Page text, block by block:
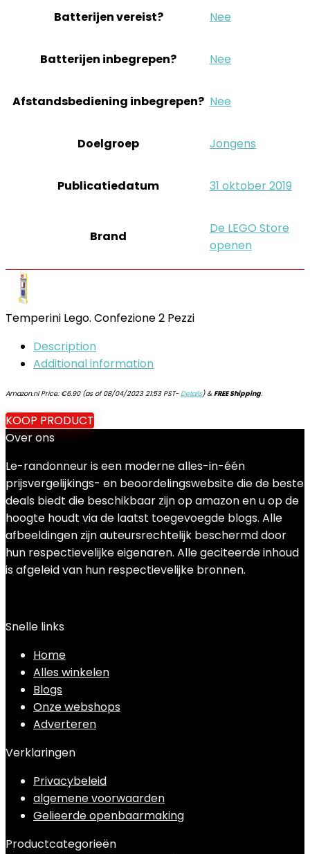
Batterijen vereist? ‎Nee
Batterijen inbegrepen? ‎Nee
Afstandsbediening inbegrepen? ‎Nee
Doelgroep ‎Jongens
Publicatiedatum ‎31 oktober 2019
Brand
De LEGO Store
openen
Temperini Lego. Confezione 2 Pezzi
Description
Additional information
Amazon.nl Price: €6.90(as of 08/04/2023 21:53 PST-Details)&FREE Shipping.
KOOP PRODUCT
Over ons
Le-randonneur is een moderne alles-in-één
prijsvergelijkings- en beoordelingswebsite die de beste
deals biedt die beschikbaar zijn op amazon en u op de
hoogte houdt via de laatst toegevoegde blogs. Alle
afbeeldingen zijn auteursrechtelijk beschermd door
hun respectievelijke eigenaren. Alle geciteerde inhoud
is afgeleid van hun respectievelijke bronnen.
Snelle links
Home
Alles winkelen
Blogs
Onze webshops
Adverteren
Verklaringen
Privacybeleid
algemene voorwaarden
Gelieerde openbaarmaking
Productcategorieën